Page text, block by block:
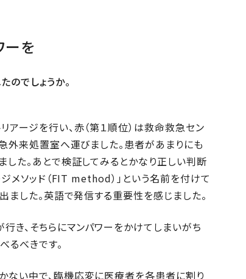
ーを
でしょうか。
ージを行い、赤（第１順位）は救命救急セン
外来処置室へ運びました。患者があまりにも
した。あとで検証してみるとかなり正しい判断
メソッド（FIT method）」という名前を付けて
ました。英語で発信する重要性を感じました。
き、そちらにマンパワーをかけてしまいがち
るべきです。
ない中で、臨機応変に医療者を各患者に割り